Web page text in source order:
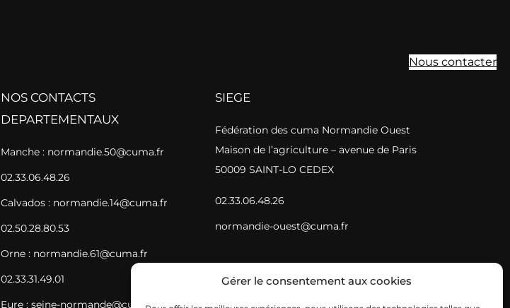
Gérer le consentement aux cookies
Nous contacter
NOS CONTACTS
DEPARTEMENTAUX
Manche : normandie.50@cuma.fr
02.33.06.48.26
Calvados : normandie.14@cuma.fr
02.50.28.80.53
Orne : normandie.61@cuma.fr
02.33.31.49.01
Eure : seine-normande@cuma.fr
SIEGE
Fédération des cuma Normandie Ouest
Maison de l’agriculture – avenue de Paris
50009 SAINT-LO CEDEX
02.33.06.48.26
normandie-ouest@cuma.fr